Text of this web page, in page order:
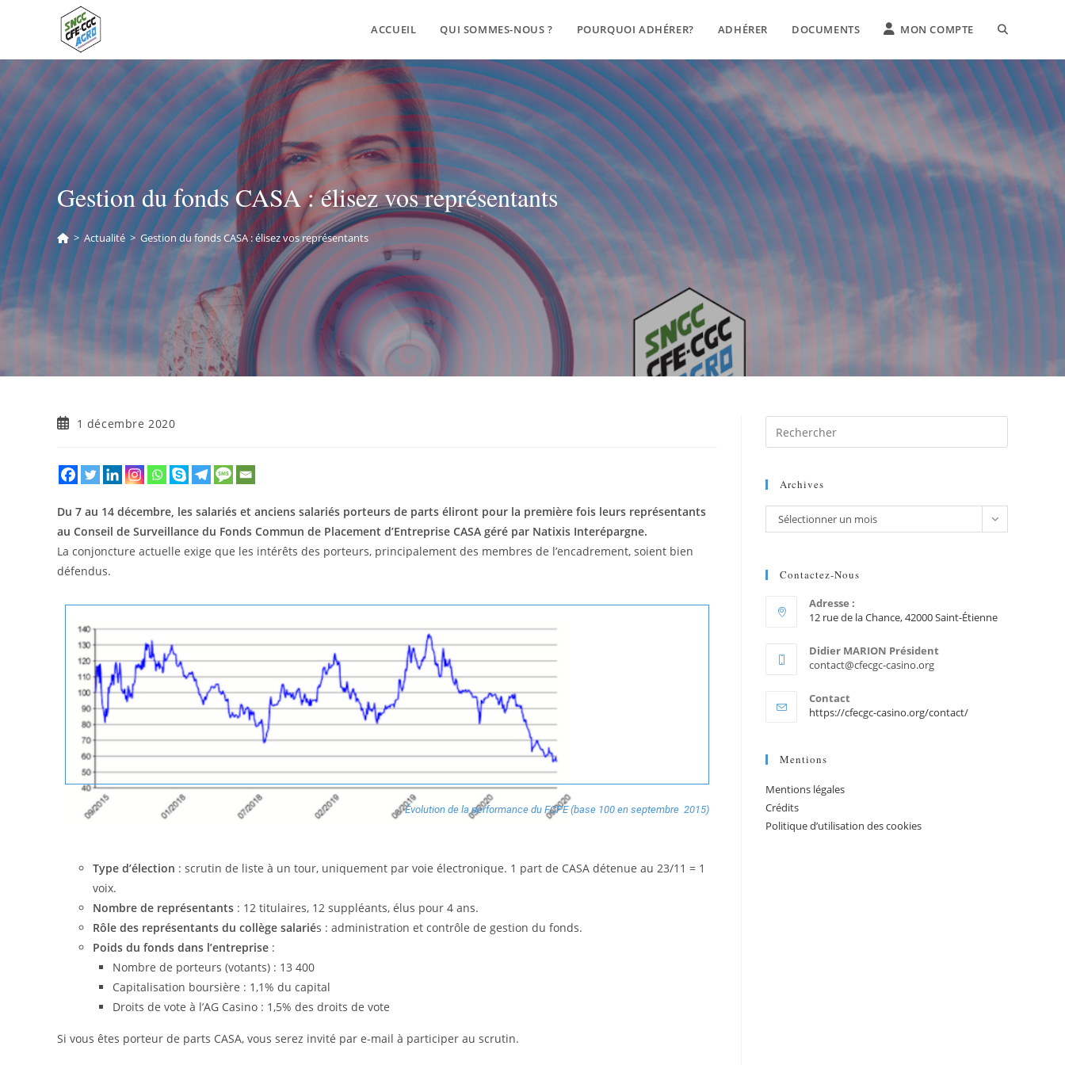
ACCUEIL QUI SOMMES-NOUS ? POURQUOI ADHÉRER? ADHÉRER DOCUMENTS MON COMPTE
Gestion du fonds CASA : élisez vos représentants
> Actualité > Gestion du fonds CASA : élisez vos représentants
1 décembre 2020
Du 7 au 14 décembre, les salariés et anciens salariés porteurs de parts éliront pour la première fois leurs représentants
au Conseil de Surveillance du Fonds Commun de Placement d’Entreprise CASA géré par Natixis Interépargne.
La conjoncture actuelle exige que les intérêts des porteurs, principalement des membres de l’encadrement, soient bien
défendus.
Évolution de la performance du FCPE(base 100 en septembre 2015)
Type d’élection : scrutin de liste à un tour, uniquement par voie électronique. 1 part de CASA détenue au 23/11 = 1
voix.
Nombre de représentants : 12 titulaires, 12 suppléants, élus pour 4 ans.
Rôle des représentants du collège salariés : administration et contrôle de gestion du fonds.
Poids du fonds dans l’entreprise :
Nombre de porteurs (votants) : 13 400
Capitalisation boursière : 1,1% du capital
Droits de vote à l’AG Casino : 1,5% des droits de vote
Si vous êtes porteur de parts CASA, vous serez invité par e-mail à participer au scrutin.
Archives
Sélectionner un mois
Contactez-Nous
Adresse :
12 rue de la Chance, 42000 Saint-Étienne
Didier MARION Président
contact@cfecgc-casino.org
Contact
https://cfecgc-casino.org/contact/
Mentions
Mentions légales
Crédits
Politique d’utilisation des cookies